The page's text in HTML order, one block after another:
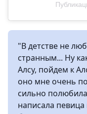
"В детстве не
странным... Ну
Алсу, пойдем к
оно мне очень
сильно
написала